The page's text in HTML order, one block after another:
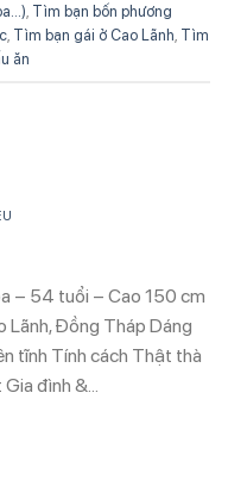
Tìm bạn bốn phương
Tìm bạn gái ở Cao Lãnh Tìm
ăn
– 54 tuổi – Cao 150 cm
Lãnh, Đồng Tháp Dáng
tĩnh Tính cách Thật thà
Gia đình &…